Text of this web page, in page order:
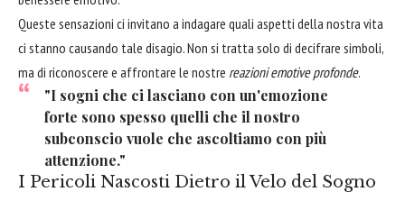
Queste sensazioni ci invitano a indagare quali aspetti della nostra vita
ci stanno causando tale disagio. Non si tratta solo di decifrare simboli,
ma di riconoscere e affrontare le nostre reazioni emotive profonde.
"I sogni che ci lasciano con un'emozione
forte sono spesso quelli che il nostro
subconscio vuole che ascoltiamo con più
attenzione."
I Pericoli Nascosti Dietro il Velo del Sogno